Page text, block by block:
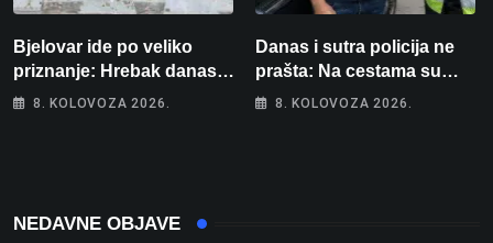
Bjelovar ide po veliko
priznanje: Hrebak danas u
Parizu predstavlja
8. KOLOVOZA 2026.
Danas i sutra policija ne
prašta: Na cestama su
posebno na meti ovi
8. KOLOVOZA 2026.
NEDAVNE OBJAVE